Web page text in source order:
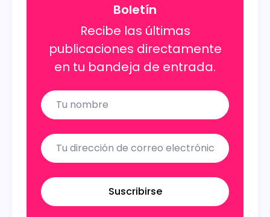
Boletín
Recibe las últimas
publicaciones directamente
en tu bandeja de entrada.
Name
Email
Suscribirse